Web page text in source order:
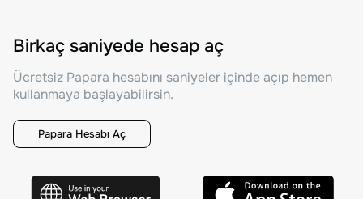
Birkaç saniyede hesap aç
Ücretsiz Papara hesabını saniyeler içinde açıp hemen
kullanmaya başlayabilirsin.
Papara Hesabı Aç